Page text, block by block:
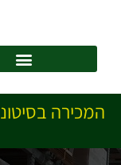
המכירה